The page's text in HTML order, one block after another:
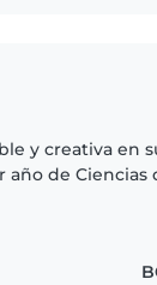
y creativa en
de Ciencias